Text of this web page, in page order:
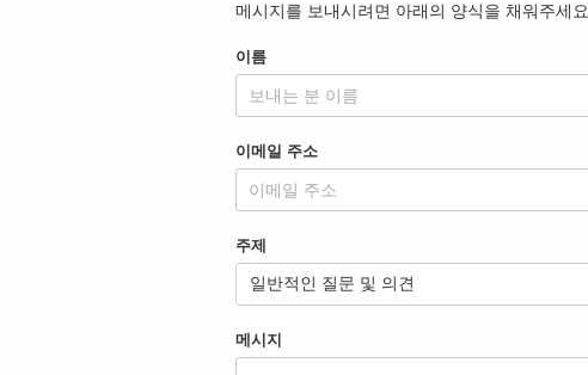
메시지를 보내시려면 아래의 양식을 채워주세요.
이름
이메일 주소
주제
메시지